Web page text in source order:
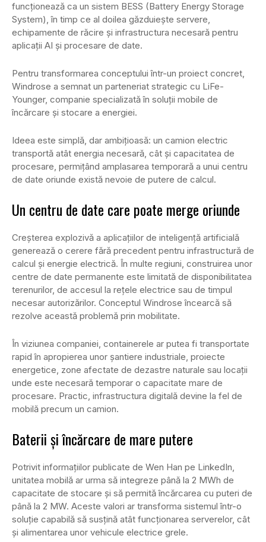
funcționează ca un sistem BESS (Battery Energy Storage
System), în timp ce al doilea găzduiește servere,
echipamente de răcire și infrastructura necesară pentru
aplicații AI și procesare de date.
Pentru transformarea conceptului într-un proiect concret,
Windrose a semnat un parteneriat strategic cu LiFe-
Younger, companie specializată în soluții mobile de
încărcare și stocare a energiei.
Ideea este simplă, dar ambițioasă: un camion electric
transportă atât energia necesară, cât și capacitatea de
procesare, permițând amplasarea temporară a unui centru
de date oriunde există nevoie de putere de calcul.
Un centru de date care poate merge oriunde
Creșterea explozivă a aplicațiilor de inteligență artificială
generează o cerere fără precedent pentru infrastructură de
calcul și energie electrică. În multe regiuni, construirea unor
centre de date permanente este limitată de disponibilitatea
terenurilor, de accesul la rețele electrice sau de timpul
necesar autorizărilor. Conceptul Windrose încearcă să
rezolve această problemă prin mobilitate.
În viziunea companiei, containerele ar putea fi transportate
rapid în apropierea unor șantiere industriale, proiecte
energetice, zone afectate de dezastre naturale sau locații
unde este necesară temporar o capacitate mare de
procesare. Practic, infrastructura digitală devine la fel de
mobilă precum un camion.
Baterii și încărcare de mare putere
Potrivit informațiilor publicate de Wen Han pe LinkedIn,
unitatea mobilă ar urma să integreze până la 2 MWh de
capacitate de stocare și să permită încărcarea cu puteri de
până la 2 MW. Aceste valori ar transforma sistemul într-o
soluție capabilă să susțină atât funcționarea serverelor, cât
și alimentarea unor vehicule electrice grele.